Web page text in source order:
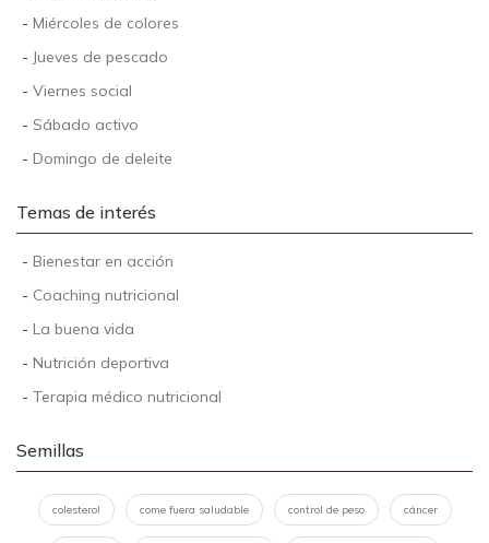
- Miércoles de colores
- Jueves de pescado
- Viernes social
- Sábado activo
- Domingo de deleite
Temas de interés
- Bienestar en acción
- Coaching nutricional
- La buena vida
- Nutrición deportiva
- Terapia médico nutricional
Semillas
colesterol come fuera saludable control de peso cáncer